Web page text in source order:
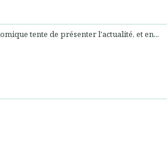
tente de présenter l'actualité, et en...